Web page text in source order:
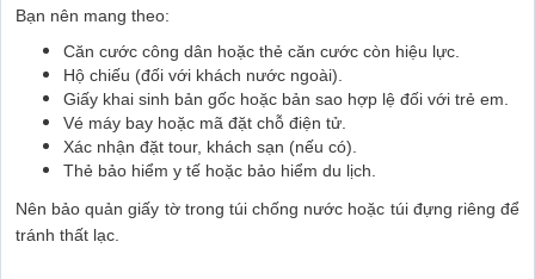
Bạn nên mang theo:
Căn cước công dân hoặc thẻ căn cước còn hiệu lực.
Hộ chiếu (đối với khách nước ngoài).
Giấy khai sinh bản gốc hoặc bản sao hợp lệ đối với trẻ em.
Vé máy bay hoặc mã đặt chỗ điện tử.
Xác nhận đặt tour, khách sạn (nếu có).
Thẻ bảo hiểm y tế hoặc bảo hiểm du lịch.
Nên bảo quản giấy tờ trong túi chống nước hoặc túi đựng riêng để
tránh thất lạc.